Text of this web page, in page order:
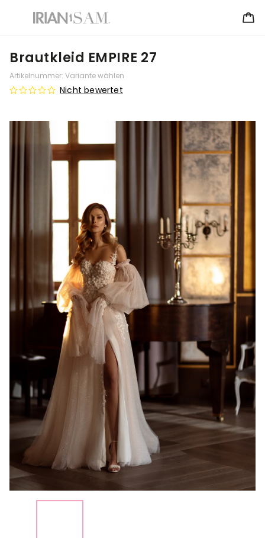
Brautkleid EMPIRE 27
Artikelnummer: Variante wählen
Nicht bewertet